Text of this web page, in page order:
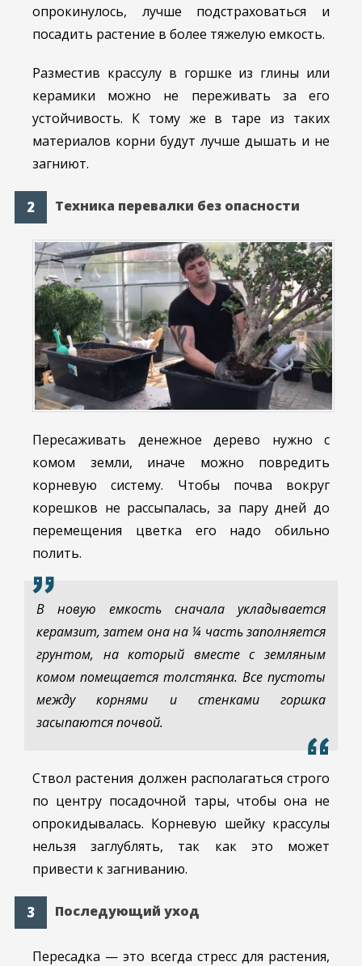
опрокинулось, лучше подстраховаться и
посадить растение в более тяжелую емкость.
Разместив крассулу в горшке из глины или
керамики можно не переживать за его
устойчивость. К тому же в таре из таких
материалов корни будут лучше дышать и не
загниют.
Техника перевалки без опасности
Пересаживать денежное дерево нужно с
комом земли, иначе можно повредить
корневую систему. Чтобы почва вокруг
корешков не рассыпалась, за пару дней до
перемещения цветка его надо обильно
полить.
В новую емкость сначала укладывается
керамзит, затем она на ¼ часть заполняется
грунтом, на который вместе с земляным
комом помещается толстянка. Все пустоты
между корнями и стенками горшка
засыпаются почвой.
Ствол растения должен располагаться строго
по центру посадочной тары, чтобы она не
опрокидывалась. Корневую шейку крассулы
нельзя заглублять, так как это может
привести к загниванию.
Последующий уход
Пересадка — это всегда стресс для растения,